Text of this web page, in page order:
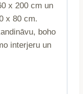
x 200 cm un
x 80 cm.
boho
interjeru un